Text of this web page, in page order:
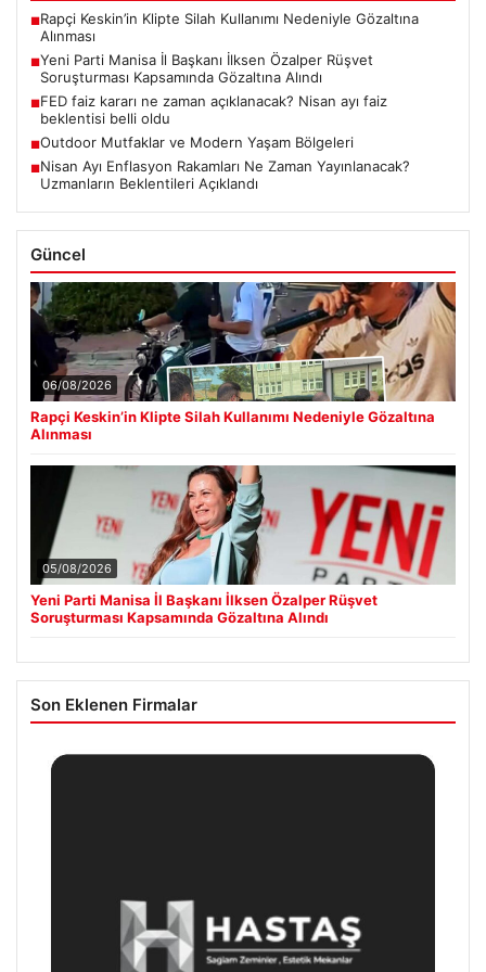
■Rapçi Keskin’in Klipte Silah Kullanımı Nedeniyle Gözaltına
Alınması
■Yeni Parti Manisa İl Başkanı İlksen Özalper Rüşvet
Soruşturması Kapsamında Gözaltına Alındı
■FED faiz kararı ne zaman açıklanacak? Nisan ayı faiz
beklentisi belli oldu
■Outdoor Mutfaklar ve Modern Yaşam Bölgeleri
■Nisan Ayı Enflasyon Rakamları Ne Zaman Yayınlanacak?
Uzmanların Beklentileri Açıklandı
Güncel
06/08/2026
Rapçi Keskin’in Klipte Silah Kullanımı Nedeniyle Gözaltına
Alınması
05/08/2026
Yeni Parti Manisa İl Başkanı İlksen Özalper Rüşvet
Soruşturması Kapsamında Gözaltına Alındı
Son Eklenen Firmalar